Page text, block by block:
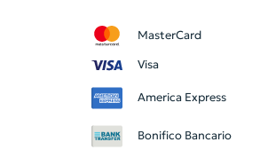
MasterCard
Visa
America Express
Bonifico Bancario